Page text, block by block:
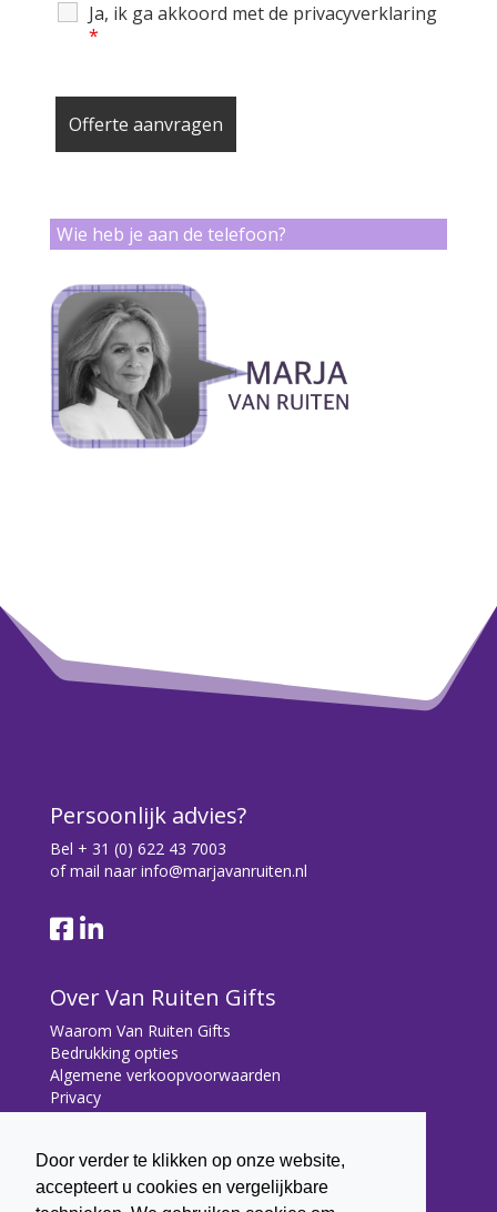
Door verder te klikken op onze website,
accepteert u cookies en vergelijkbare
Ja, ik ga akkoord met de privacyverklaring
*
Wie heb je aan de telefoon?
Persoonlijk advies?
Bel + 31 (0) 622 43 7003
of mail naar info@marjavanruiten.nl
Over Van Ruiten Gifts
Waarom Van Ruiten Gifts
Bedrukking opties
Algemene verkoopvoorwaarden
Privacy
Contact
Contact